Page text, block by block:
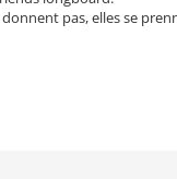
pas, elles se